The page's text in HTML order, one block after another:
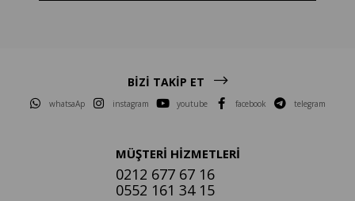
BİZİ TAKİP ET
whatsaAp instagram youtube facebook telegram
MÜŞTERİ HİZMETLERİ
0212 677 67 16
0552 161 34 15